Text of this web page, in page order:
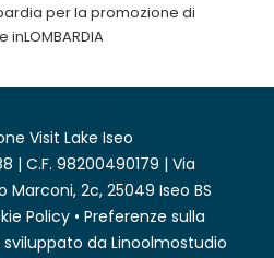
per la promozione di
inLOMBARDIA
Visit Lake Iseo
| C.F. 98200490179 | Via
Marconi, 2c, 25049 Iseo BS
Policy • Preferenze sulla
da Linoolmostudio